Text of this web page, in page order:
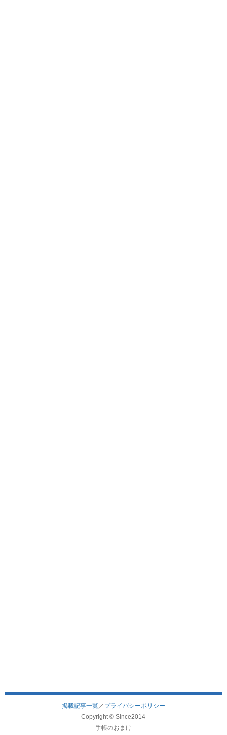
掲載記事一覧／ プライバシーポリシー
Copyright © Since2014
手帳のおまけ